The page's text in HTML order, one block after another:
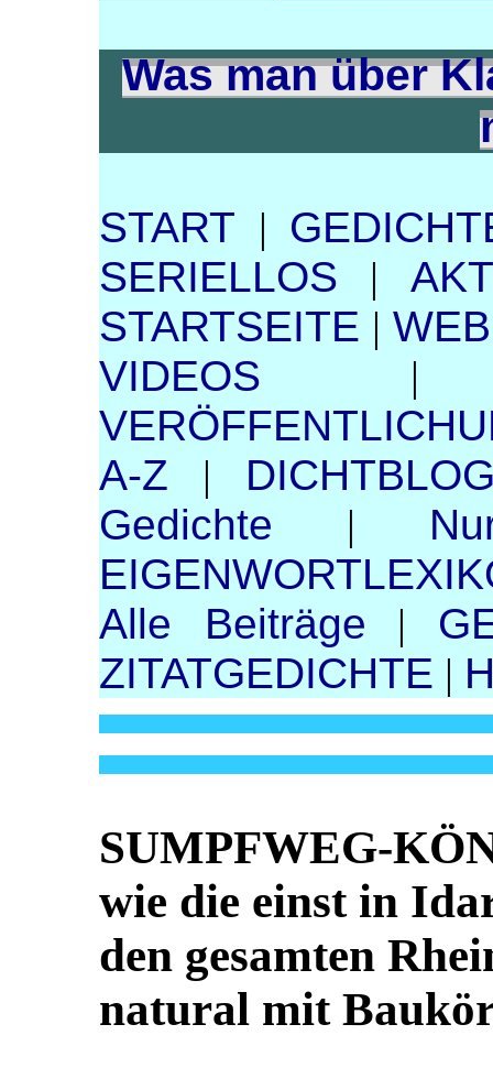
Was man über
START |
SERIELLOS |
STARTSEITE |
VIDEOS
A-Z |
Gedichte |
Alle Beiträge |
ZITATGEDICHTE |
SUMPFWEG-
wie die einst in
den gesamten
natural mit